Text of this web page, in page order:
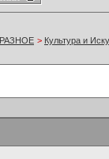
РАЗНОЕ > Культура и